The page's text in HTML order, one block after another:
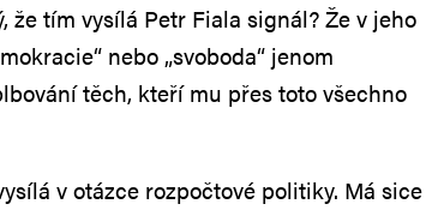
že tím vysílá Petr Fiala signál? Že v jeho
nebo „svoboda“ jenom
těch, kteří mu přes toto všechno
v otázce rozpočtové politiky. Má sice